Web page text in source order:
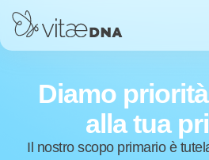
Diamo
alla tua
Il nostro scopo primario è